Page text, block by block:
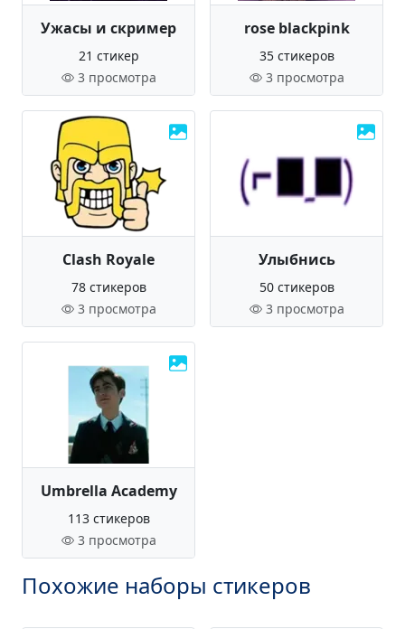
Ужасы и скример
21 стикер
3 просмотра
rose blackpink
35 стикеров
3 просмотра
Clash Royale
78 стикеров
3 просмотра
Улыбнись
50 стикеров
3 просмотра
Umbrella Academy
113 стикеров
3 просмотра
Похожие наборы стикеров